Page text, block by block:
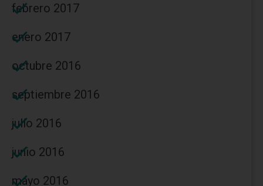
febrero 2017
enero 2017
octubre 2016
septiembre 2016
julio 2016
junio 2016
mayo 2016